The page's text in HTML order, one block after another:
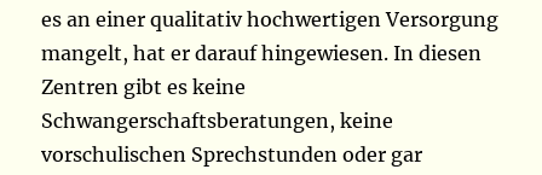
es an einer qualitativ hochwertigen Versorgung
mangelt, hat er darauf hingewiesen. In diesen
Zentren gibt es keine
Schwangerschaftsberatungen, keine
vorschulischen Sprechstunden oder gar